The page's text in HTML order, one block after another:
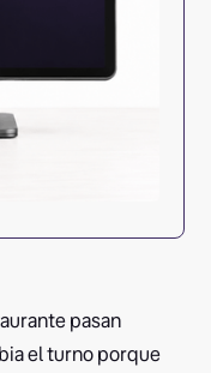
pasan
el turno porque